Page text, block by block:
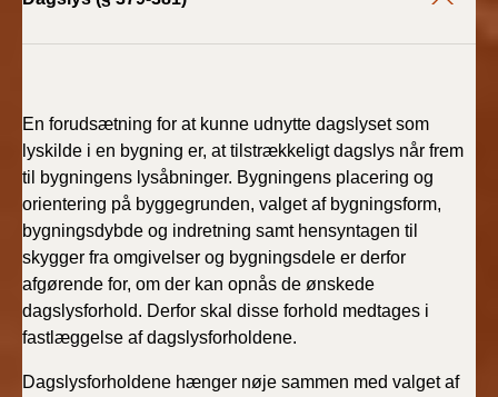
En forudsætning for at kunne udnytte dagslyset som
lyskilde i en bygning er, at tilstrækkeligt dagslys når frem
til bygningens lysåbninger. Bygningens placering og
orientering på byggegrunden, valget af bygningsform,
bygnings­dybde og indretning samt hensyntagen til
skygger fra omgivelser og bygningsdele er derfor
afgørende for, om der kan opnås de ønskede
dagslysforhold. Derfor skal disse forhold medtages i
fastlæggelse af dagslysforholdene.
Dagslysforholdene hænger nøje sammen med valget af